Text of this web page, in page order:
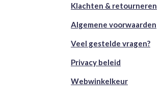
Klachten & retourneren
Algemene voorwaarden
Veel gestelde vragen?
Privacy beleid
Webwinkelkeur